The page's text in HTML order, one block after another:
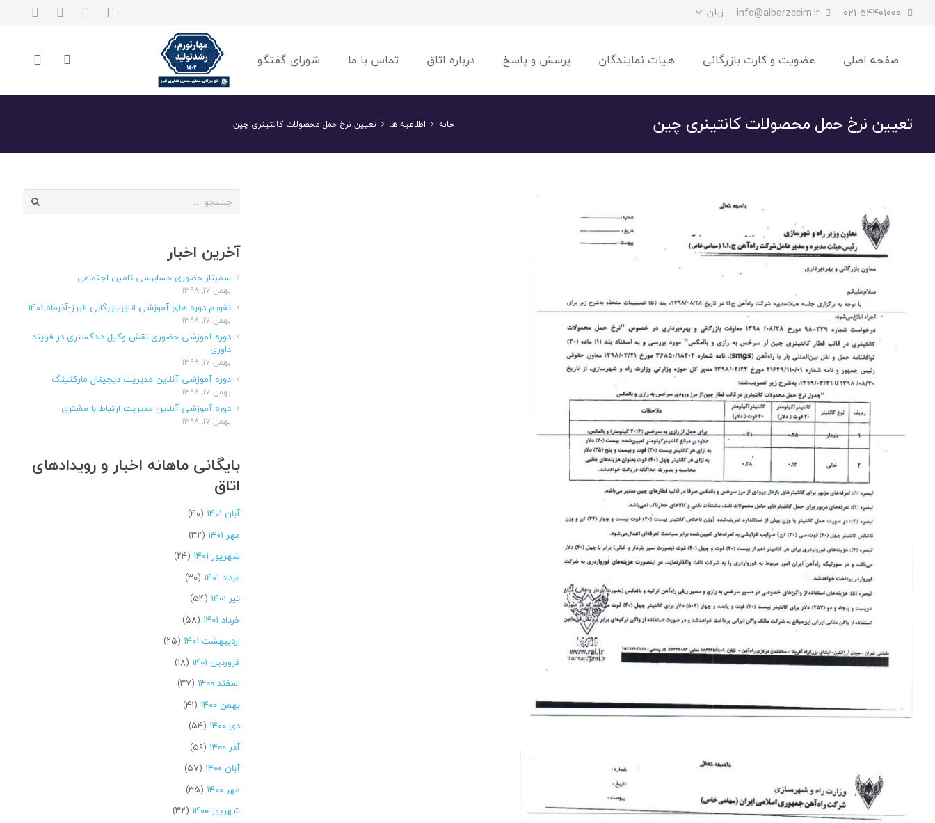
021-54401000
info@alborzccim.ir زبان
صفحه اصلی عضویت و کارت بازرگانی هیات نمایندگان پرسش و پاسخ درباره اتاق تماس با ما شورای گفتگو
تعیین نرخ حمل محصولات کانتینری چین خانه اطلاعیه ها تعیین نرخ حمل محصولات کانتینری چین
جستجو
آخرین اخبار
سمینار حضوری حسابرسی تامین اجتماعی
بهمن ۱۷, ۱۳۹۸
تقویم دوره های آموزشی اتاق بازرگانی البرز-آذرماه ۱۴۰۱
بهمن ۱۷, ۱۳۹۸
دوره آموزشی حضوری نقش وکیل دادگستری در فرایند
داوری
بهمن ۱۷, ۱۳۹۸
دوره آموزشی آنلاین مدیریت دیجیتال مارکتینگ
بهمن ۱۷, ۱۳۹۸
دوره آموزشی آنلاین مدیریت ارتباط با مشتری
بهمن ۱۷, ۱۳۹۸
بایگانی ماهانه اخبار و رویدادهای
اتاق
آبان ۱۴۰۱
(۴۰)
مهر ۱۴۰۱
(۳۲)
شهریور ۱۴۰۱
(۲۴)
مرداد ۱۴۰۱
(۳۰)
تیر ۱۴۰۱
(۵۴)
خرداد ۱۴۰۱
(۵۸)
اردیبهشت ۱۴۰۱
(۲۵)
فروردین ۱۴۰۱
(۱۸)
اسفند ۱۴۰۰
(۳۷)
بهمن ۱۴۰۰
(۴۱)
دی ۱۴۰۰
(۵۴)
آذر ۱۴۰۰
(۵۹)
آبان ۱۴۰۰
(۵۷)
مهر ۱۴۰۰
(۳۵)
شهریور ۱۴۰۰
(۳۲)